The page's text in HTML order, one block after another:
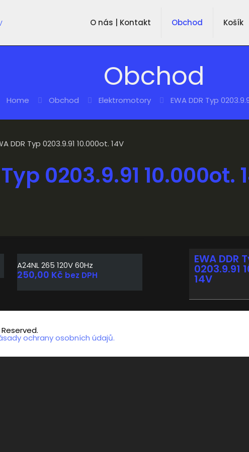
O nás | Kontakt Obchod Košík
Obchod
Home Obchod Elektromotory EWA DDR Typ
DDR Typ 0203.9.91 10.000ot. 14V
0203.9.91 10.000ot.
A24NL 265 120V 60Hz
250,00 Kč bez DPH
EWA DDR
0203.9.91
14V
ochrany osobních údajů.